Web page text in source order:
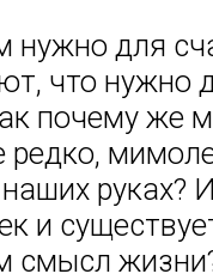
нужно для
что нужно
почему же
редко,
руках?
и
смысл